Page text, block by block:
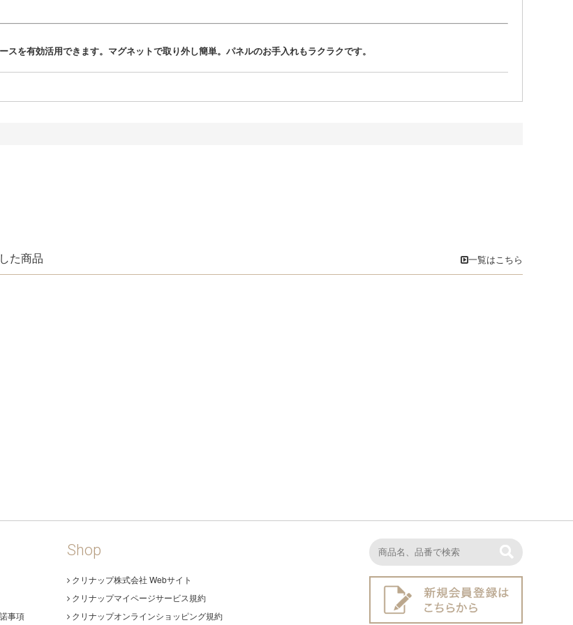
を有効活用できます。マグネットで取り外し簡単。パネルのお手入れもラクラクです。
た商品 一覧はこちら
事項
Shop
クリナップ株式会社 Webサイト
クリナップマイページサービス規約
クリナップオンラインショッピング規約